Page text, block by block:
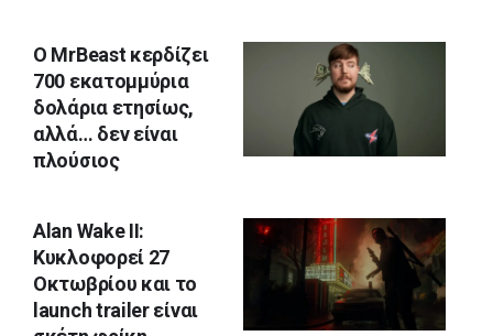
Ο MrBeast κερδίζει
700 εκατομμύρια
δολάρια ετησίως,
αλλά… δεν είναι
πλούσιος
Alan Wake II:
Κυκλοφορεί 27
Οκτωβρίου και το
launch trailer είναι